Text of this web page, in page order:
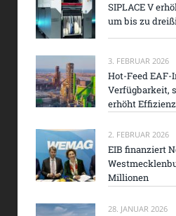
SIPLACE V
um bis zu
3. FEBRUAR 2026
Hot-Feed
Verfügbarkeit,
erhöht Effizienz
2. FEBRUAR 2026
EIB finanziert
Millionen
28. JANUAR 2026